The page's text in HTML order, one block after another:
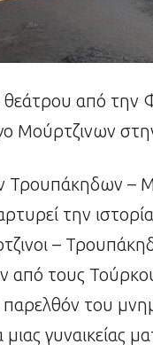
από την
Μούρτζινων
Τρουπάκηδων –
την
–
από τους
παρελθόν του
γυναικείας